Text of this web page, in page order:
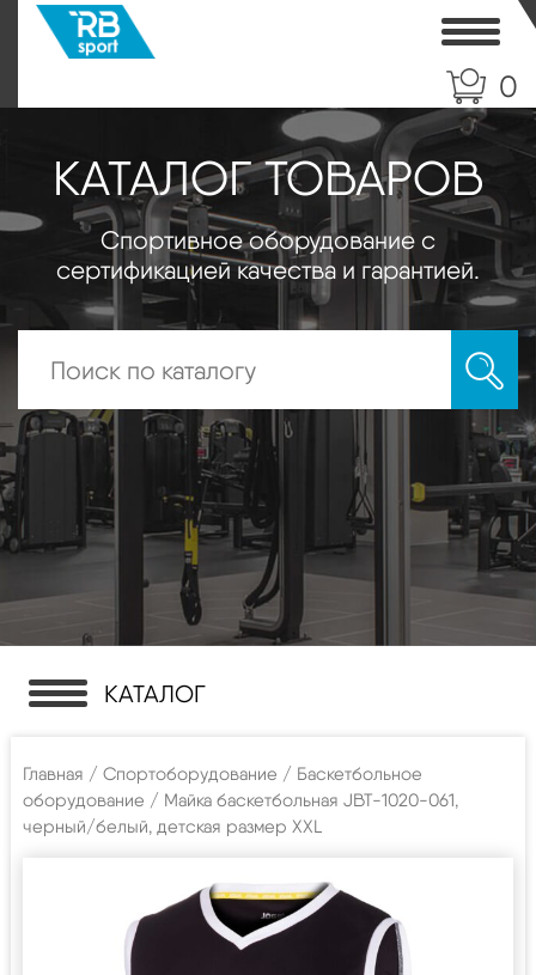
0
КАТАЛОГ ТОВАРОВ
Спортивное оборудование с
сертификацией качества и гарантией.
КАТАЛОГ
Главная / Спортоборудование / Баскетбольное
оборудование / Майка баскетбольная JBT-1020-061,
черный/белый, детская размер XXL